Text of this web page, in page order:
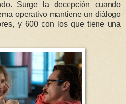
Surge la decepción cuando
operativo mantiene un diálogo
y 600 con los que tiene una